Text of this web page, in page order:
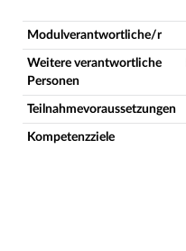
Modulverantwortliche/r
Weitere verantwortliche
Personen
Teilnahmevoraussetzungen
Kompetenzziele